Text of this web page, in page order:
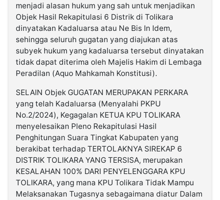
menjadi alasan hukum yang sah untuk menjadikan
Objek Hasil Rekapitulasi 6 Distrik di Tolikara
dinyatakan Kadaluarsa atau Ne Bis In Idem,
sehingga seluruh gugatan yang diajukan atas
subyek hukum yang kadaluarsa tersebut dinyatakan
tidak dapat diterima oleh Majelis Hakim di Lembaga
Peradilan (Aquo Mahkamah Konstitusi).
SELAIN Objek GUGATAN MERUPAKAN PERKARA
yang telah Kadaluarsa (Menyalahi PKPU
No.2/2024), Kegagalan KETUA KPU TOLIKARA
menyelesaikan Pleno Rekapitulasi Hasil
Penghitungan Suara Tingkat Kabupaten yang
berakibat terhadap TERTOLAKNYA SIREKAP 6
DISTRIK TOLIKARA YANG TERSISA, merupakan
KESALAHAN 100% DARI PENYELENGGARA KPU
TOLIKARA, yang mana KPU Tolikara Tidak Mampu
Melaksanakan Tugasnya sebagaimana diatur Dalam